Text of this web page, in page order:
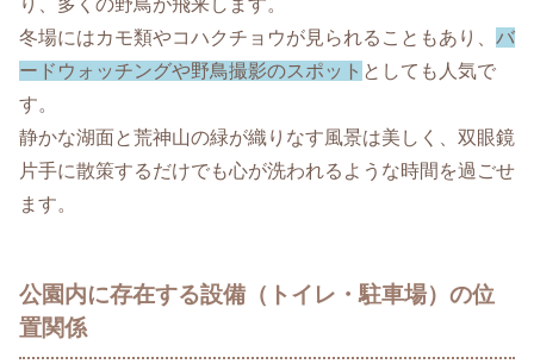
り、多くの野鳥が飛来します。
冬場にはカモ類やコハクチョウが見られることもあり、 バ
ードウォッチングや野鳥撮影のスポット としても人気で
す。
静かな湖面と荒神山の緑が織りなす風景は美しく、双眼鏡
片手に散策するだけでも心が洗われるような時間を過ごせ
ます。
公園内に存在する設備（トイレ・駐車場）の位
置関係